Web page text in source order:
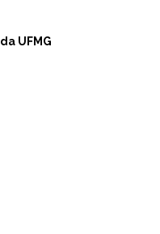
UFMG